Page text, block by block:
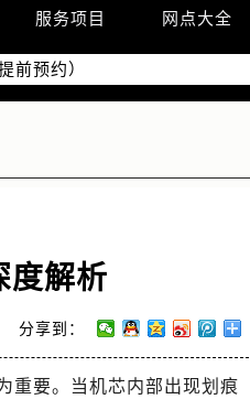
服务项目 网点大全
需提前预约）
前预约）
）
提前预约）
提前预约）
室（需提前预约）
前预约）
层1706室（需提前预约）
约）
约）
需提前预约）
度解析
分享到：
重要。当机芯内部出现划痕